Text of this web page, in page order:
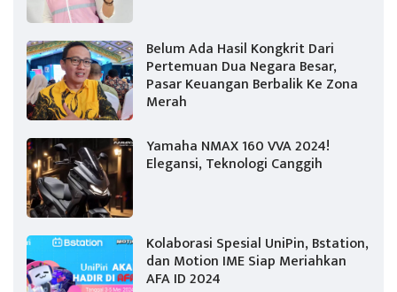
Belum Ada Hasil Kongkrit Dari
Pertemuan Dua Negara Besar,
Pasar Keuangan Berbalik Ke Zona
Merah
Yamaha NMAX 160 VVA 2024!
Elegansi, Teknologi Canggih
Kolaborasi Spesial UniPin, Bstation,
dan Motion IME Siap Meriahkan
AFA ID 2024